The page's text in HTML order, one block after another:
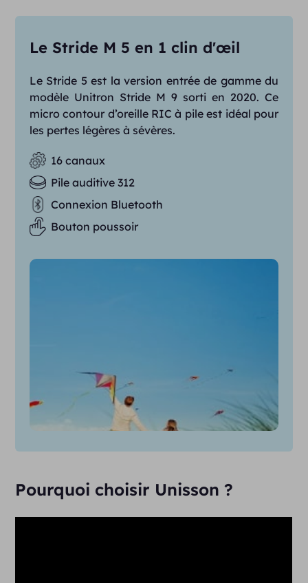
Le Stride M 5 en 1 clin d'œil
Le Stride 5 est la version entrée de gamme du
modèle Unitron Stride M 9 sorti en 2020. Ce
micro contour d’oreille RIC à pile est idéal pour
les pertes légères à sévères.
16 canaux
Pile auditive 312
Connexion Bluetooth
Bouton poussoir
Pourquoi choisir Unisson ?